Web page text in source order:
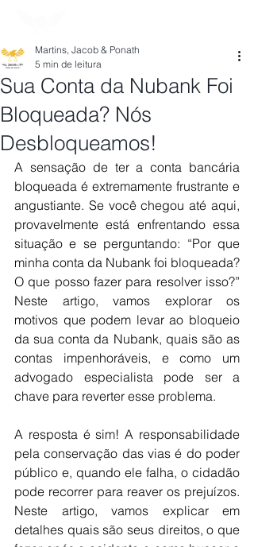
Sua Conta da Nubank Foi
Bloqueada? Nós
Desbloqueamos!
Martins, Jacob & Ponath
5 min de leitura
A sensação de ter a conta bancária
bloqueada é extremamente frustrante e
angustiante. Se você chegou até aqui,
provavelmente está enfrentando essa
situação e se perguntando: “Por que
minha conta da Nubank foi bloqueada?
O que posso fazer para resolver isso?”
Neste artigo, vamos explorar os
motivos que podem levar ao bloqueio
da sua conta da Nubank, quais são as
contas impenhoráveis, e como um
advogado especialista pode ser a
chave para reverter esse problema.
A resposta é sim! A responsabilidade
pela conservação das vias é do poder
público e, quando ele falha, o cidadão
pode recorrer para reaver os prejuízos.
Neste artigo, vamos explicar em
detalhes quais são seus direitos, o que